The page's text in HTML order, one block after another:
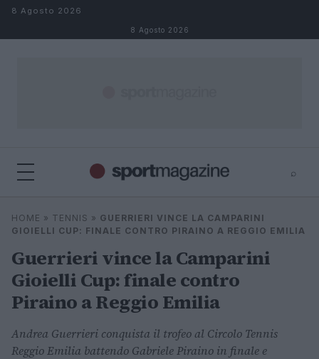
Salta al contenuto
8 Agosto 2026
8 Agosto 2026
⌕
Cerca
HOME » TENNIS » GUERRIERI VINCE LA CAMPARINI
GIOIELLI CUP: FINALE CONTRO PIRAINO A REGGIO EMILIA
Guerrieri vince la Camparini
Gioielli Cup: finale contro
Piraino a Reggio Emilia
Andrea Guerrieri conquista il trofeo al Circolo Tennis
Reggio Emilia battendo Gabriele Piraino in finale e